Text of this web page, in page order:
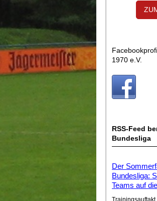
1970 e.V.
RSS-Feed
Bundesliga
Der
Bundesliga:
Teams auf
Trainingsauftakt